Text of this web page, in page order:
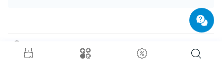
Vi har diametre fra 6 mm til 20 mm på lager. Du kan velge blant en rekke